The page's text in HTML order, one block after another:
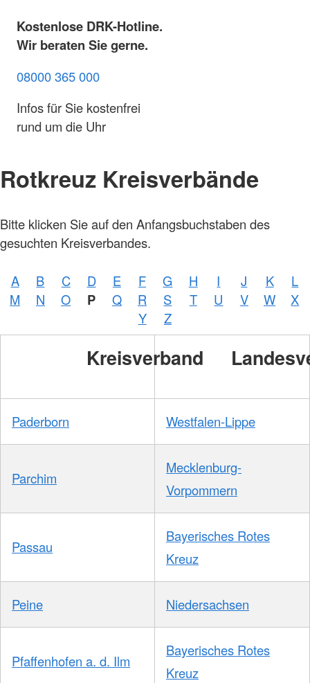
Kostenlose DRK-Hotline.
Wir beraten Sie gerne.
08000 365 000
Infos für Sie kostenfrei
rund um die Uhr
Rotkreuz Kreisverbände
Bitte klicken Sie auf den Anfangsbuchstaben des
gesuchten Kreisverbandes.
A B C D E F G H I J K
L
M
N O P Q R S T U V W
X
Y
Z
Kreisverband
Paderborn Westfalen-Lippe
Parchim
Mecklenburg-
Vorpommern
Passau
Bayerisches Rotes
Kreuz
Peine Niedersachsen
Pfaffenhofen a. d. Ilm
Bayerisches Rotes
Kreuz